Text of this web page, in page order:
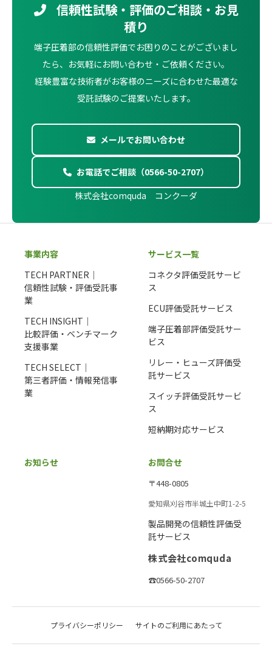
信頼性試験・評価のご相談・お見
積り
端子圧着部の信頼性評価でお困りのことがございまし
たら、お気軽にお問い合わせ・ご依頼ください。
経験豊富な技術者がお客様のニーズに合わせた最適な
受託試験のご提案いたします。
メールでお問い合わせ
お電話でご相談（0566-50-2707）
株式会社comquda コンクーダ
事業内容
TECH PARTNER｜
信頼性試験・評価受託事
業
TECH INSIGHT｜
比較評価・ベンチマーク
支援事業
TECH SELECT｜
第三者評価・情報発信事
業
サービス一覧
コネクタ評価受託サービ
ス
ECU評価受託サービス
端子圧着部評価受託サー
ビス
リレー・ヒューズ評価受
託サービス
スイッチ評価受託サービ
ス
短納期対応サービス
お知らせ お問合せ
〒448-0805
愛知県刈谷市半城土中町1-2-5
製品開発の信頼性評価受
託サービス
株式会社comquda
☎0566-50-2707
プライバシーポリシー サイトのご利用にあたって